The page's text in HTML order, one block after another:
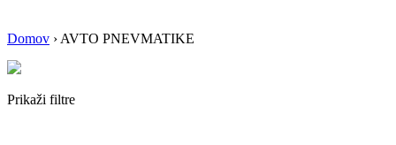
Domov › AVTO PNEVMATIKE
Prikaži filtre